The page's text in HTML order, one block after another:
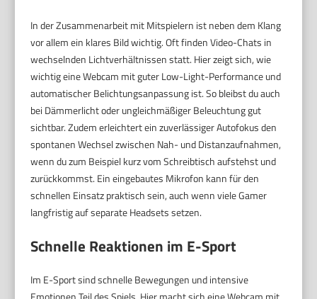
In der Zusammenarbeit mit Mitspielern ist neben dem Klang
vor allem ein klares Bild wichtig. Oft finden Video-Chats in
wechselnden Lichtverhältnissen statt. Hier zeigt sich, wie
wichtig eine Webcam mit guter Low-Light-Performance und
automatischer Belichtungsanpassung ist. So bleibst du auch
bei Dämmerlicht oder ungleichmäßiger Beleuchtung gut
sichtbar. Zudem erleichtert ein zuverlässiger Autofokus den
spontanen Wechsel zwischen Nah- und Distanzaufnahmen,
wenn du zum Beispiel kurz vom Schreibtisch aufstehst und
zurückkommst. Ein eingebautes Mikrofon kann für den
schnellen Einsatz praktisch sein, auch wenn viele Gamer
langfristig auf separate Headsets setzen.
Schnelle Reaktionen im E-Sport
Im E-Sport sind schnelle Bewegungen und intensive